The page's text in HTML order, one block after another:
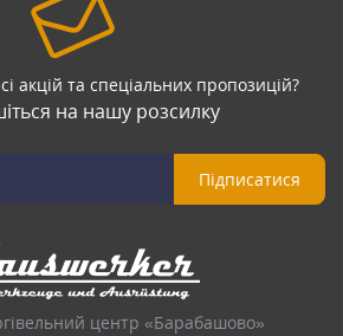
акцій та спеціальних пропозицій?
на нашу розсилку
Підписатися
центр «Барабашово»